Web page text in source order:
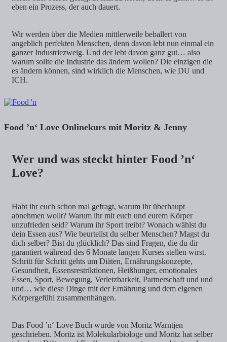
eben ein Prozess, der auch dauert.
Wir werden über die Medien mittlerweile beballert von
angeblich perfekten Menschen, denn davon lebt nun einmal ein
ganzer Industriezweig. Und der lebt davon ganz gut… also
warum sollte die Industrie das ändern wollen? Die einzigen die
es ändern können, sind wirklich die Menschen, wie DU und
ICH.
Food ’n‘ Love Onlinekurs mit Moritz & Jenny
Wer und was steckt hinter Food ’n‘
Love?
Habt ihr euch schon mal gefragt, warum ihr überhaupt
abnehmen wollt? Warum ihr mit euch und eurem Körper
unzufrieden seid? Warum ihr Sport treibt? Wonach wählst du
dein Essen aus? Wie beurteilst du selber Menschen? Magst du
dich selber? Bist du glücklich? Das sind Fragen, die du dir
garantiert während des 6 Monate langen Kurses stellen wirst.
Schritt für Schritt gehts um Diäten, Ernährungskonzepte,
Gesundheit, Essensrestriktionen, Heißhunger, emotionales
Essen, Sport, Bewegung, Verletzbarkeit, Partnerschaft und und
und… wie diese Dinge mit der Ernährung und dem eigenen
Körpergefühl zusammenhängen.
Das Food ’n‘ Love Buch wurde von Moritz Warntjen
geschrieben. Moritz ist Molekularbiologe und Moritz hat selber